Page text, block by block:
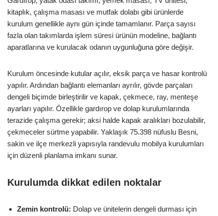
kitaplık, çalışma masası ve mutfak dolabı gibi ürünlerde
kurulum genellikle aynı gün içinde tamamlanır. Parça sayısı
fazla olan takımlarda işlem süresi ürünün modeline, bağlantı
aparatlarına ve kurulacak odanın uygunluğuna göre değişir.
Kurulum öncesinde kutular açılır, eksik parça ve hasar kontrolü
yapılır. Ardından bağlantı elemanları ayrılır, gövde parçaları
dengeli biçimde birleştirilir ve kapak, çekmece, ray, menteşe
ayarları yapılır. Özellikle gardırop ve dolap kurulumlarında
terazide çalışma gerekir; aksi halde kapak aralıkları bozulabilir,
çekmeceler sürtme yapabilir. Yaklaşık 75.398 nüfuslu Besni,
sakin ve ilçe merkezli yapısıyla randevulu mobilya kurulumları
için düzenli planlama imkanı sunar.
Kurulumda dikkat edilen noktalar
Zemin kontrolü: Dolap ve ünitelerin dengeli durması için